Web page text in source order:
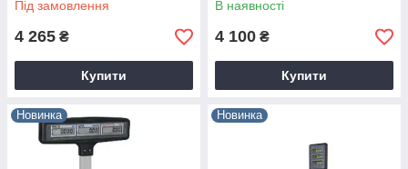
Під замовлення
4 265 ₴
Купити
В наявності
4 100 ₴
Купити
Новинка Новинка